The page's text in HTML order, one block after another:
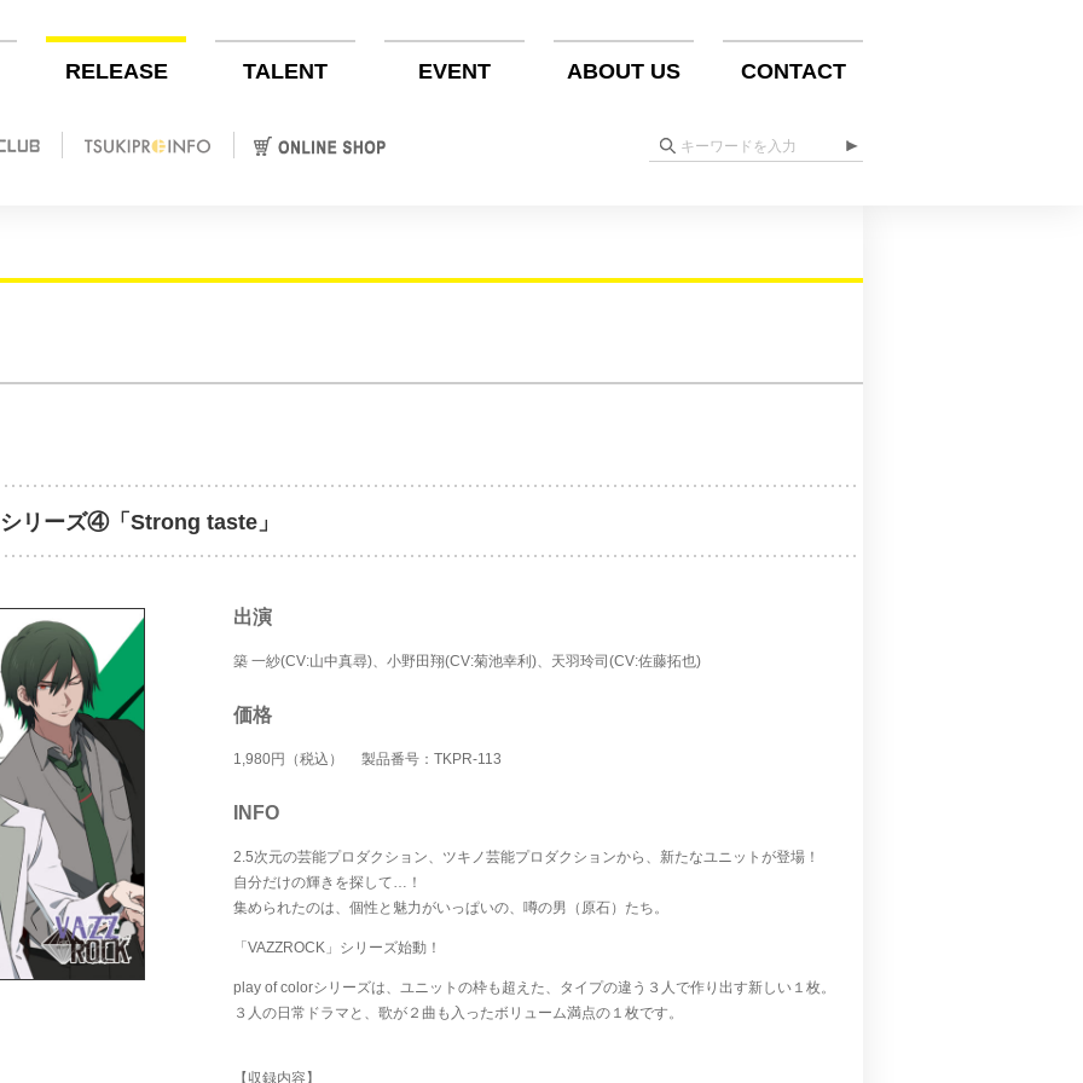
RELEASE TALENT EVENT ABOUT US CONTACT
リーズ④「Strong taste」
出演
築 一紗(CV:山中真尋)、小野田翔(CV:菊池幸利)、天羽玲司(CV:佐藤拓也)
価格
1,980円（税込） 製品番号：TKPR-113
INFO
2.5次元の芸能プロダクション、ツキノ芸能プロダクションから、新たなユニットが登場！
自分だけの輝きを探して…！
集められたのは、個性と魅力がいっぱいの、噂の男（原石）たち。
「VAZZROCK」シリーズ始動！
play of colorシリーズは、ユニットの枠も超えた、タイプの違う３人で作り出す新しい１枚。
３人の日常ドラマと、歌が２曲も入ったボリューム満点の１枚です。
【収録内容】